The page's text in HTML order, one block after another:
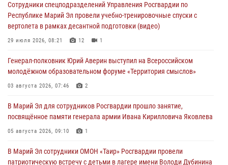
07 августа 2026, 05:43 10
Представитель вневедомственной охраны Управления Росгвардии
по Республике Марий Эл принял участие в учебно-методическом
06 августа 2026, 09:37 10
В Марий Эл сотрудники ЛРР Росгвардии за прошедший месяц
06 августа 2026, 08:00
В Марий Эл сотрудники вневедомственной охраны Росгвардии за
05 августа 2026, 09:44
Сотрудники спецподразделений Управления Росгвардии по
Республике Марий Эл провели учебно-тренировочные спуски с
вертолета в рамках десантной подготовки (видео)
29 июля 2026, 08:21 12 1
Генерал-полковник Юрий Аверин выступил на Всероссийском
молодёжном образовательном форуме «Территория смыслов»
03 августа 2026, 07:46 2
В Марий Эл для сотрудников Росгвардии прошло занятие,
посвящённое памяти генерала армии Ивана Кирилловича Яковлева
05 августа 2026, 09:10 1
В Марий Эл сотрудники ОМОН «Таир» Росгвардии провели
патриотическую встречу с детьми в лагере имени Володи Дубинина